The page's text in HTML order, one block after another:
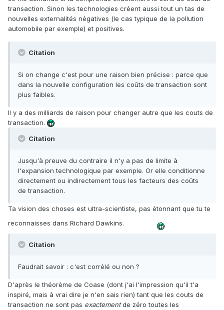
transaction. Sinon les technologies créent aussi tout un tas de
nouvelles externalités négatives (le cas typique de la pollution
automobile par exemple) et positives.
Citation
Si on change c'est pour une raison bien précise : parce que
dans la nouvelle configuration les coûts de transaction sont
plus faibles.
Il y a des milliards de raison pour changer autre que les couts de
transaction.
Citation
Jusqu'à preuve du contraire il n'y a pas de limite à
l'expansion technologique par exemple. Or elle conditionne
directement ou indirectement tous les facteurs des coûts
de transaction.
Ta vision des choses est ultra-scientiste, pas étonnant que tu te
reconnaisses dans Richard Dawkins.
Citation
Faudrait savoir : c'est corrélé ou non ?
D'après le théorème de Coase (dont j'ai l'impression qu'il t'a
inspiré, mais à vrai dire je n'en sais rien) tant que les couts de
transaction ne sont pas exactementde zéro toutes les